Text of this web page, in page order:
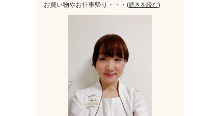
お買い物やお仕事帰り ・・・ (続きを読む)